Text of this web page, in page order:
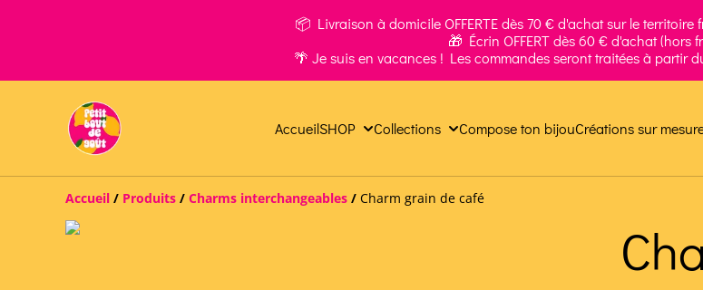
📦 Livraison à domicile OFFERTE dès 70 € d'achat sur le
🎁 Écrin OFFERT dès 60 € d'achat (hors
🌴 Je suis en vacances ! Les commandes seront traitées à partir
AccueilSHOP Collections Compose ton bijouCréations sur
Accueil / Produits / Charms interchangeables / Charm grain de café